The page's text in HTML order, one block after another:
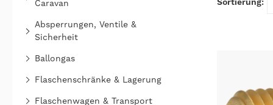
Ballongas
Absperrungen, Ventile &
Sicherheit
Flaschenwagen & Transport
Flaschenschränke & Lagerung
Caravan